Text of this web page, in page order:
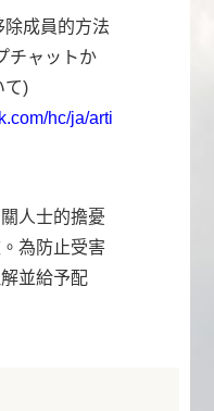
除成員的方法
チャットか
て)
hc/ja/arti
人士的擔憂
為防止受害
並給予配